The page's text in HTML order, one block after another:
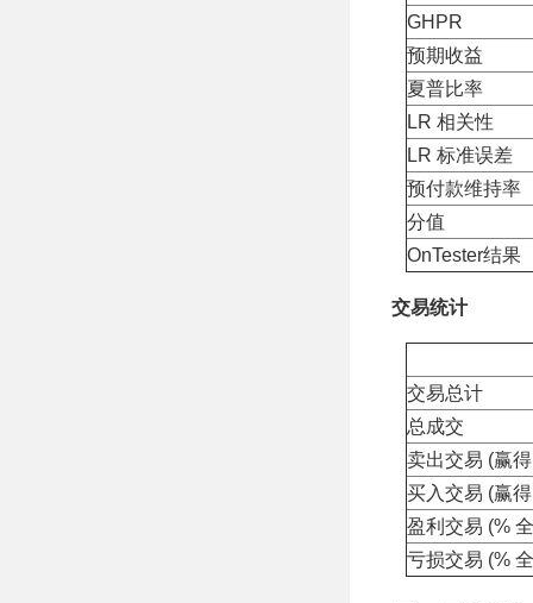
GHPR
预期收益
夏普比率
LR 相关性
LR 标准误差
预付款维持率
分值
OnTester结果
交易统计
交易总计
总成交
卖出交易 (赢
买入交易 (赢
盈利交易 (%
亏损交易 (%